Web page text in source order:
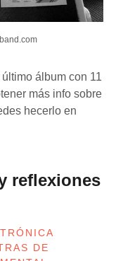
álbum con 11
más info sobre
hecerlo en
reflexiones
DE